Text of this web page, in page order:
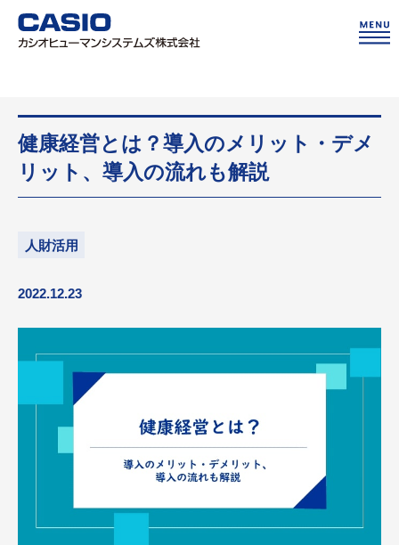
健康経営とは？導入のメリット・デメ
リット、導入の流れも解説
人財活用
2022.12.23